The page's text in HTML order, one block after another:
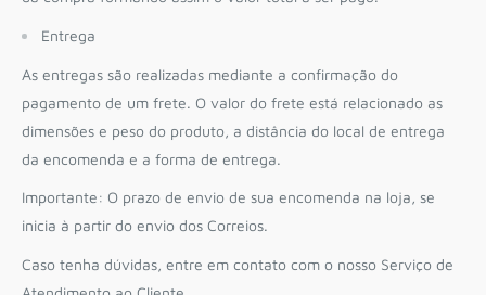
Entrega
As entregas são realizadas mediante a confirmação do
pagamento de um frete. O valor do frete está relacionado as
dimensões e peso do produto, a distância do local de entrega
da encomenda e a forma de entrega.
Importante: O prazo de envio de sua encomenda na loja, se
inicia à partir do envio dos Correios.
Caso tenha dúvidas, entre em contato com o nosso Serviço de